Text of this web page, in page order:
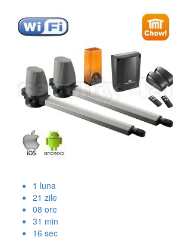
1 luna
21 zile
08 ore
31 min
15 sec